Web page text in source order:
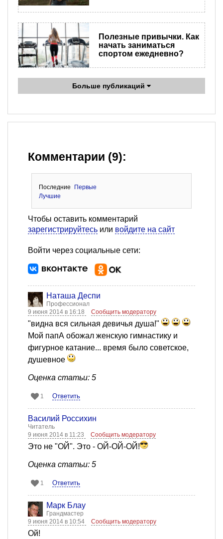
Полезные привычки. Как
начать заниматься
спортом ежедневно?
Больше публикаций
Комментарии (9):
Последние
Первые
Лучшие
Чтобы оставить комментарий
зарегистрируйтесь или войдите на сайт
Войти через социальные сети:
Наташа Деспи
Профессионал
9 июня 2014 в 16:18
Сообщить модератору
"видна вся сильная девичья душа!"
Мой папА обожал женскую гимнастику и
фигурное катание... время было советское,
душевное
Оценка статьи: 5
1 Ответить
Василий Россихин
Читатель
9 июня 2014 в 11:23
Сообщить модератору
Это не "ОЙ". Это - ОЙ-ОЙ-ОЙ!
Оценка статьи: 5
1 Ответить
Марк Блау
Грандмастер
9 июня 2014 в 10:54
Сообщить модератору
Ой!